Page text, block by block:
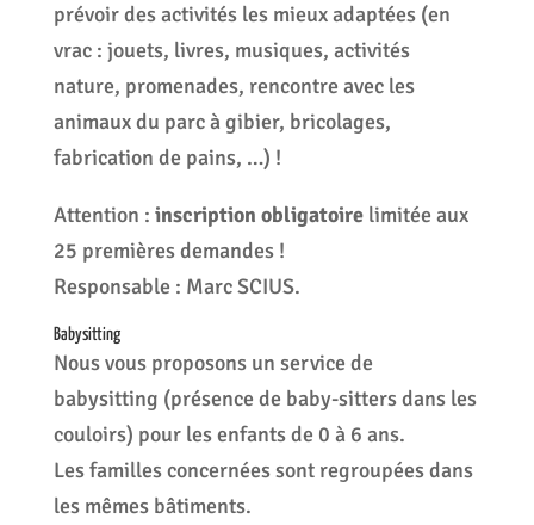
prévoir des activités les mieux adaptées (en
vrac : jouets, livres, musiques, activités
nature, promenades, rencontre avec les
animaux du parc à gibier, bricolages,
fabrication de pains, …) !
Attention : inscription obligatoirelimitée aux
25 premières demandes !
Responsable : Marc SCIUS.
Babysitting
Nous vous proposons un service de
babysitting (présence de baby-sitters dans les
couloirs) pour les enfants de 0 à 6 ans.
Les familles concernées sont regroupées dans
les mêmes bâtiments.